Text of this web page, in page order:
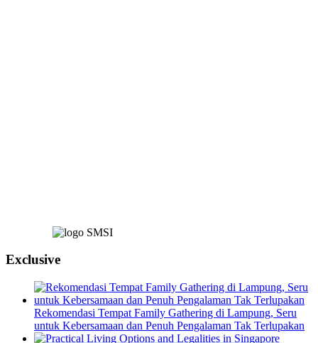
Exclusive
Rekomendasi Tempat Family Gathering di Lampung, Seru
untuk Kebersamaan dan Penuh Pengalaman Tak Terlupakan